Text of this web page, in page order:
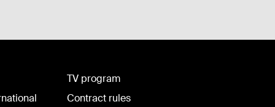
TV program
Contract rules